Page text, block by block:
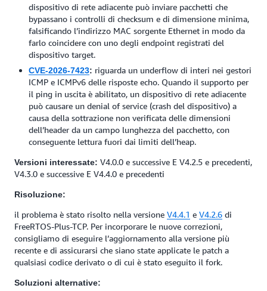
dispositivo di rete adiacente può inviare pacchetti che
bypassano i controlli di checksum e di dimensione minima,
falsificando l’indirizzo MAC sorgente Ethernet in modo da
farlo coincidere con uno degli endpoint registrati del
dispositivo target.
CVE-2026-7423: riguarda un underflow di interi nei gestori
ICMP e ICMPv6 delle risposte echo. Quando il supporto per
il ping in uscita è abilitato, un dispositivo di rete adiacente
può causare un denial of service (crash del dispositivo) a
causa della sottrazione non verificata delle dimensioni
dell’header da un campo lunghezza del pacchetto, con
conseguente lettura fuori dai limiti dell’heap.
Versioni interessate: V4.0.0 e successive E V4.2.5 e precedenti,
V4.3.0 e successive E V4.4.0 e precedenti
Risoluzione:
il problema è stato risolto nella versione V4.4.1 e V4.2.6 di
FreeRTOS-Plus-TCP. Per incorporare le nuove correzioni,
consigliamo di eseguire l’aggiornamento alla versione più
recente e di assicurarsi che siano state applicate le patch a
qualsiasi codice derivato o di cui è stato eseguito il fork.
Soluzioni alternative: